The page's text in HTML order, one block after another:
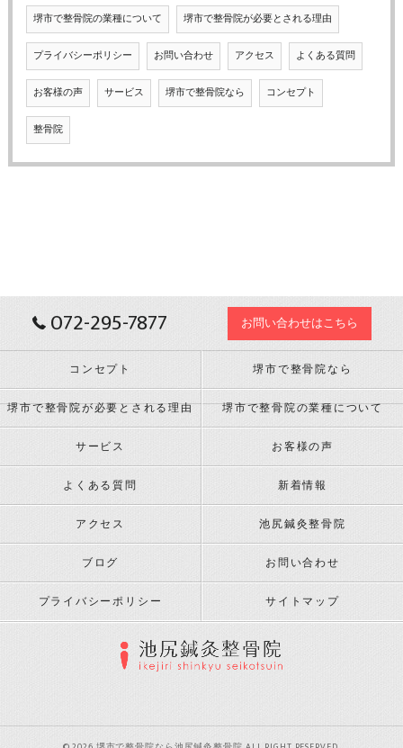
堺市で整骨院の業種について 堺市で整骨院が必要とされる理由
プライバシーポリシー お問い合わせ アクセス よくある質問
お客様の声 サービス 堺市で整骨院なら コンセプト
整骨院
072-295-7877 お問い合わせはこちら
コンセプト 堺市で整骨院なら
堺市で整骨院が必要とされる理由 堺市で整骨院の業種について
サービス お客様の声
よくある質問 新着情報
アクセス 池尻鍼灸整骨院
ブログ お問い合わせ
プライバシーポリシー サイトマップ